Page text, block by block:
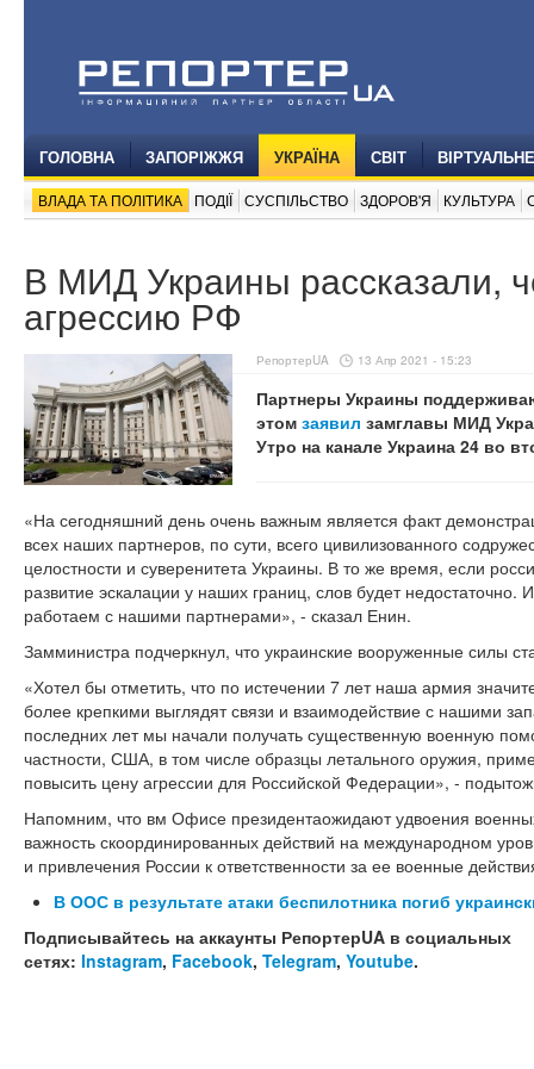
ГОЛОВНА ЗАПОРІЖЖЯ УКРАЇНА СВІТ
ВЛАДА ТА ПОЛІТИКА ПОДІЇ СУСПІЛЬСТВО ЗДОРОВ'Я КУЛЬТУРА
В МИД Украины рассказали,
агрессию РФ
РепортерUA 13 Апр 2021 - 15:23
Партнеры Украины
этом заявил замглавы МИД
Утро на канале Украина 24 во
«На сегодняшний день очень важным является факт
всех наших партнеров, по сути, всего цивилизованного
целостности и суверенитета Украины. В то же время, если
развитие эскалации у наших границ, слов будет
работаем с нашими партнерами», - сказал Енин.
Замминистра подчеркнул, что украинские вооруженные силы
«Хотел бы отметить, что по истечении 7 лет наша армия
более крепкими выглядят связи и взаимодействие с нашими
последних лет мы начали получать существенную военную
частности, США, в том числе образцы летального оружия,
повысить цену агрессии для Российской Федерации», -
Напомним, что вм Офисе президентаожидают удвоения
важность скоординированных действий на международном
и привлечения России к ответственности за ее военные
В ООС в результате атаки беспилотника погиб
Подписывайтесь на аккаунты РепортерUA в социальных
сетях: Instagram, Facebook, Telegram, Youtube.